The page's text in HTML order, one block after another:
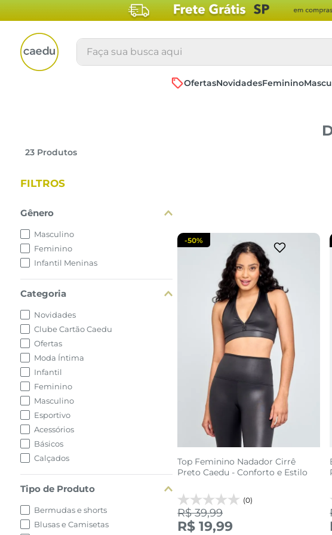
Faça sua busca aqui
OfertasNovidadesFeminino
23 Produtos
FILTROS
Gênero
Masculino
Feminino
Infantil Meninas
Categoria
Novidades
Clube Cartão Caedu
Ofertas
Moda Íntima
Infantil
Feminino
Masculino
Esportivo
Acessórios
Básicos
Calçados
Tipo de Produto
Bermudas e shorts
Blusas e Camisetas
Top Feminino Nadador Cirrê
Preto Caedu - Conforto e Estilo
(0)
-50%
R$ 39,99
R$ 19,99